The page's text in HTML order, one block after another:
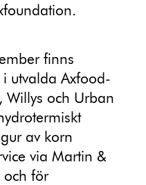
finns
utvalda Axfood-
Willys och Urban
av korn
via Martin &
och för